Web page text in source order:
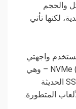
والحجم
لكنها تأتي
واجهتي
PCIe (PCI Express) وNVMe (NVM Express) – وهي
نفس التقنيات المستخدمة في أقراص SSD الحديثة
المتطورة.